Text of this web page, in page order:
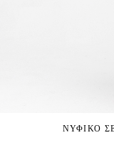
ΝΥΦΙΚΟ